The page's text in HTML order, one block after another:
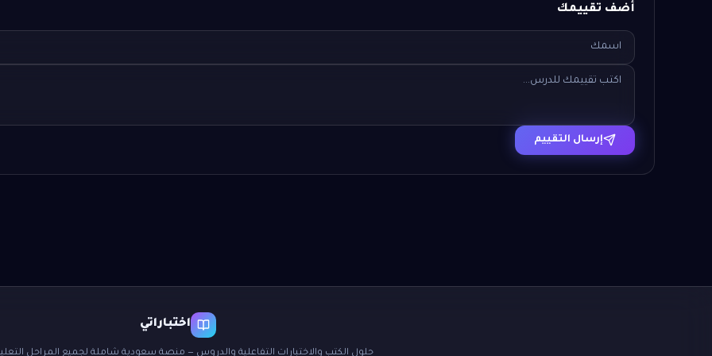
أضف تقييمك
إرسال التقييم
اختباراتي
حلول الكتب والاختبارات التفاعلية والدروس — منصة سعودية شاملة لجميع المراحل